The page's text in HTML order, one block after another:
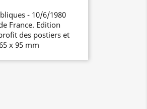
- 10/6/1980
France. Edition
des postiers et
x 95 mm